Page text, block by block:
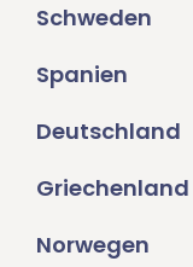
Schweden
Spanien
Deutschland
Griechenland
Norwegen